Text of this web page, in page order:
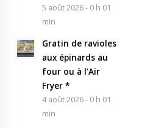
5 août 2026 - 0 h 01
min
Gratin de ravioles
aux épinards au
four ou à l’Air
Fryer *
4 août 2026 - 0 h 01
min